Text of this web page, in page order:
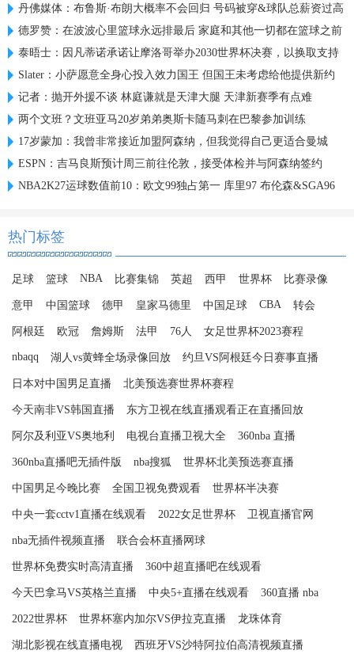
丹佛媒体：布鲁斯·布朗大概率不会回归 号码被穿&球队总薪资过高
德罗赞：在波波心里篮球永远排最后 家庭和其他一切都在篮球之前
泰晤士：因凡蒂诺承诺让摩洛哥举办2030世界杯决赛，以换取支持
Slater：小萨愿意全身心投入效力国王 但国王未考虑给他提供新约
记者：抛开外援不谈 林庭谦就是天津大腿 天津新赛季有点难
两个文班？文班亚马20岁弟弟奥斯卡随马刺在巴黎参加训练
17岁蒙加：我曾非常接近加盟阿森纳，但我觉得自己更适合曼城
ESPN：吉马良斯预计周三前往伦敦，接受体检并与阿森纳签约
NBA2K27运球数值前10：欧文99独占第一 库里97 布伦森&SGA96
热门标签
足球 篮球 NBA 比赛集锦 英超 西甲 世界杯 比赛录像
意甲 中国篮球 德甲 皇家马德里 中国足球 CBA 转会
阿根廷 欧冠 詹姆斯 法甲 76人 女足世界杯2023赛程
nbaqq 湖人vs黄蜂全场录像回放 约旦VS阿根廷今日赛事直播
日本对中国男足直播 北美预选赛世界杯赛程
今天南非VS韩国直播 东方卫视在线直播观看正在直播回放
阿尔及利亚VS奥地利 电视台直播卫视大全 360nba 直播
360nba直播吧无插件版 nba搜狐 世界杯北美预选赛直播
中国男足今晚比赛 全国卫视免费观看 世界杯半决赛
中央一套cctv1直播在线观看 2022女足世界杯 卫视直播官网
nba无插件视频直播 联合会杯直播网球
世界杯免费实时高清直播 360中超直播吧在线观看
今天巴拿马VS英格兰直播 中央5+直播在线观看 360直播 nba
2022世界杯 世界杯塞内加尔VS伊拉克直播 龙珠体育
湖北影视在线直播电视 西班牙VS沙特阿拉伯高清视频直播